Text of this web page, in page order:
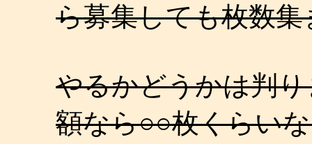
ら募集しても枚数
やるかどうかは判
額なら○○枚くらい